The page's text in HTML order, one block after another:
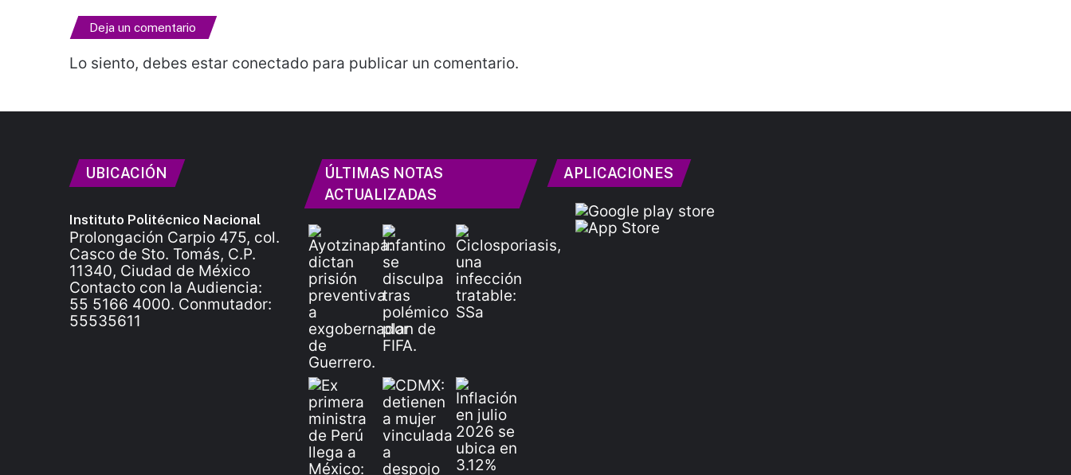
Deja un comentario
Lo siento, debes estar conectado para publicar un comentario.
UBICACIÓN
Instituto Politécnico Nacional
Prolongación Carpio 475, col.
Casco de Sto. Tomás, C.P.
11340, Ciudad de México
Contacto con la Audiencia:
55 5166 4000. Conmutador:
55535611
ÚLTIMAS NOTAS
ACTUALIZADAS
APLICACIONES